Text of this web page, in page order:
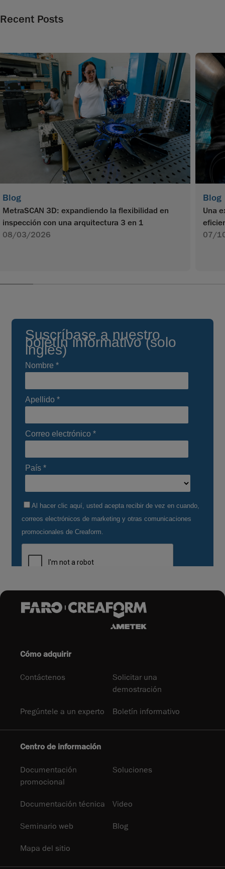
Recent Posts
Blog
MetraSCAN 3D: expandiendo la flexibilidad en
inspección con una arquitectura 3 en 1
08/03/2026
Blog
Una
07/
Cómo adquirir
Contáctenos
Solicitar una
demostración
Pregúntele a un experto Boletín informativo
Centro de información
Documentación
promocional
Soluciones
Documentación técnica Video
Seminario web Blog
Mapa del sitio